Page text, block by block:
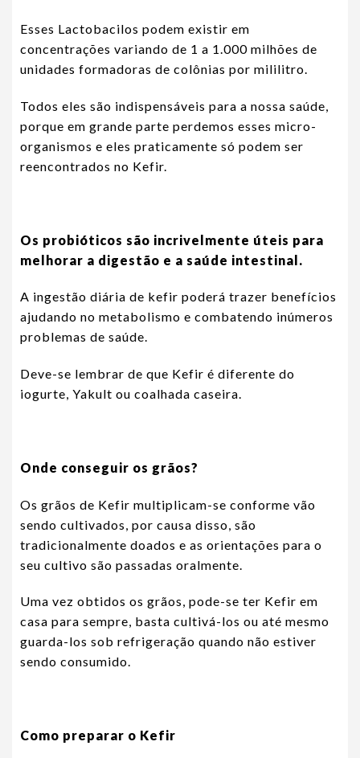
Esses Lactobacilos podem existir em
concentrações variando de 1 a 1.000 milhões de
unidades formadoras de colônias por mililitro.
Todos eles são indispensáveis para a nossa saúde,
porque em grande parte perdemos esses micro-
organismos e eles praticamente só podem ser
reencontrados no Kefir.
Os probióticos são incrivelmente úteis para
melhorar a digestão e a saúde intestinal.
A ingestão diária de kefir poderá trazer benefícios
ajudando no metabolismo e combatendo inúmeros
problemas de saúde.
Deve-se lembrar de que Kefir é diferente do
iogurte, Yakult ou coalhada caseira.
Onde conseguir os grãos?
Os grãos de Kefir multiplicam-se conforme vão
sendo cultivados, por causa disso, são
tradicionalmente doados e as orientações para o
seu cultivo são passadas oralmente.
Uma vez obtidos os grãos, pode-se ter Kefir em
casa para sempre, basta cultivá-los ou até mesmo
guarda-los sob refrigeração quando não estiver
sendo consumido.
Como preparar o Kefir